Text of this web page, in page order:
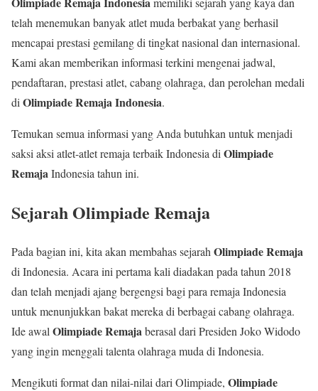
telah menemukan banyak atlet muda berbakat yang berhasil
mencapai prestasi gemilang di tingkat nasional dan internasional.
Kami akan memberikan informasi terkini mengenai jadwal,
pendaftaran, prestasi atlet, cabang olahraga, dan perolehan medali
di Olimpiade Remaja Indonesia.
Temukan semua informasi yang Anda butuhkan untuk menjadi
saksi aksi atlet-atlet remaja terbaik Indonesia di Olimpiade
RemajaIndonesia tahun ini.
Sejarah Olimpiade Remaja
Pada bagian ini, kita akan membahas sejarah Olimpiade Remaja
di Indonesia. Acara ini pertama kali diadakan pada tahun 2018
dan telah menjadi ajang bergengsi bagi para remaja Indonesia
untuk menunjukkan bakat mereka di berbagai cabang olahraga.
Ide awal Olimpiade Remajaberasal dari Presiden Joko Widodo
yang ingin menggali talenta olahraga muda di Indonesia.
Mengikuti format dan nilai-nilai dari Olimpiade, Olimpiade